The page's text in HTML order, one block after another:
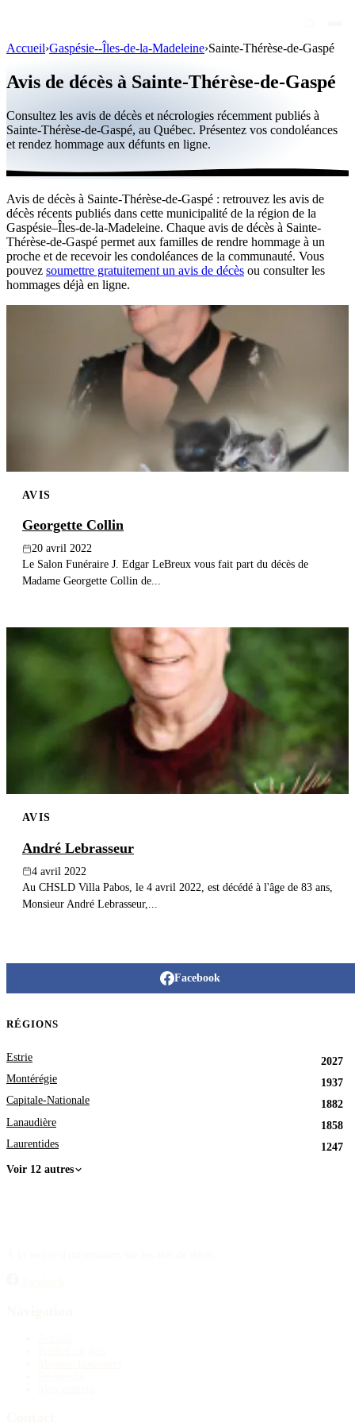
Personnalités publiques
Québec
Canada
International
Par région
Par ville
Maisons funéraires
Publier un avis
Recherche
Accueil›Gaspésie--Îles-de-la-Madeleine›Sainte-Thérèse-de-Gaspé
Avis de décès à Sainte-Thérèse-de-Gaspé
Consultez les avis de décès et nécrologies récemment publiés à
Sainte-Thérèse-de-Gaspé, au Québec. Présentez vos condoléances
et rendez hommage aux défunts en ligne.
Avis de décès à Sainte-Thérèse-de-Gaspé : retrouvez les avis de
décès récents publiés dans cette municipalité de la région de la
Gaspésie–Îles-de-la-Madeleine. Chaque avis de décès à Sainte-
Thérèse-de-Gaspé permet aux familles de rendre hommage à un
proche et de recevoir les condoléances de la communauté. Vous
pouvez soumettre gratuitement un avis de décès ou consulter les
hommages déjà en ligne.
AVIS
Georgette Collin
20 avril 2022
Le Salon Funéraire J. Edgar LeBreux vous fait part du décès de
Madame Georgette Collin de...
AVIS
André Lebrasseur
4 avril 2022
Au CHSLD Villa Pabos, le 4 avril 2022, est décédé à l'âge de 83 ans,
Monsieur André Lebrasseur,...
Facebook
RÉGIONS
Estrie
2027
Montérégie
1937
Capitale-Nationale
1882
Lanaudière
1858
Laurentides
1247
Voir 12 autres